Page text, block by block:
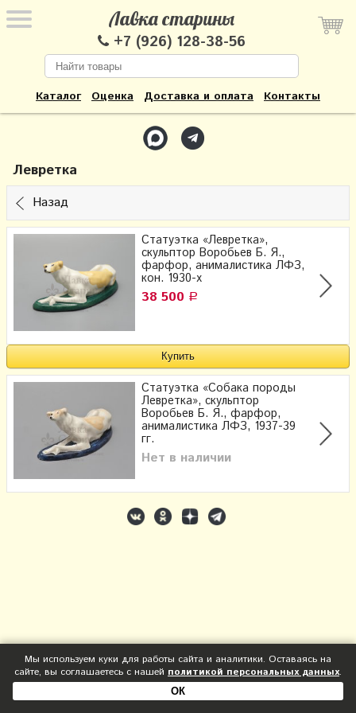
Лавка старины
+7 (926) 128-38-56
Каталог Оценка Доставка и оплата Контакты
Левретка
Назад
Статуэтка «Левретка»,
скульптор Воробьев Б. Я.,
фарфор, анималистика ЛФЗ,
кон. 1930-х
38 500 Р
Статуэтка «Собака породы
Левретка», скульптор
Воробьев Б. Я., фарфор,
анималистика ЛФЗ, 1937-39
гг.
Нет в наличии
Мы используем куки для работы сайта и аналитики. Оставаясь на
сайте, вы соглашаетесь с нашей политикой персональных данных.
ОК